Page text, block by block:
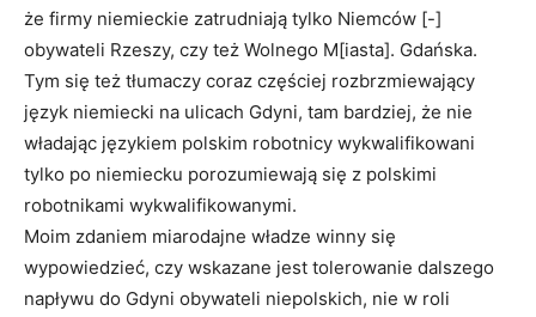
że firmy niemieckie zatrudniają tylko Niemców [-]
obywateli Rzeszy, czy też Wolnego M[iasta]. Gdańska.
Tym się też tłumaczy coraz częściej rozbrzmiewający
język niemiecki na ulicach Gdyni, tam bardziej, że nie
władając językiem polskim robotnicy wykwalifikowani
tylko po niemiecku porozumiewają się z polskimi
robotnikami wykwalifikowanymi.
Moim zdaniem miarodajne władze winny się
wypowiedzieć, czy wskazane jest tolerowanie dalszego
napływu do Gdyni obywateli niepolskich, nie w roli